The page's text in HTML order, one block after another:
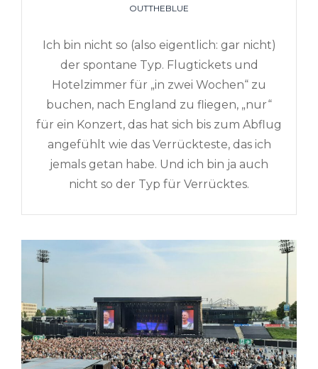
OUTTHEBLUE
Ich bin nicht so (also eigentlich: gar nicht)
der spontane Typ. Flugtickets und
Hotelzimmer für „in zwei Wochen“ zu
buchen, nach England zu fliegen, „nur“
für ein Konzert, das hat sich bis zum Abflug
angefühlt wie das Verrückteste, das ich
jemals getan habe. Und ich bin ja auch
nicht so der Typ für Verrücktes.